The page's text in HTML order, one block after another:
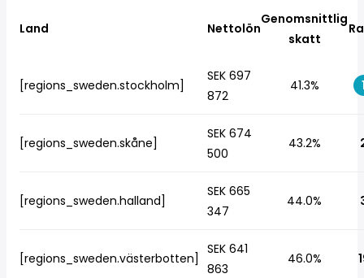
Land Nettolön
Genomsnittlig
skatt
[regions_sweden.stockholm]
SEK 697
872
41.3%
[regions_sweden.skåne]
SEK 674
500
43.2%
[regions_sweden.halland]
SEK 665
347
44.0%
[regions_sweden.västerbotten]
SEK 641
863
46.0%